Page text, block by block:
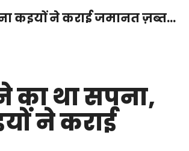
धर्म-संस्कृति राजनीति संपर्क करें
कइयों ने कराई जमानत ज़ब्त…
का था सपना,
ने कराई